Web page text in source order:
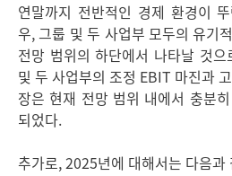
연말까지 전반적인 경제 환경이
우, 그룹 및 두 사업부 모두의 유기
전망 범위의 하단에서 나타날 것
및 두 사업부의 조정 EBIT 마진과
장은 현재 전망 범위 내에서 충분
되었다.
추가로, 2025년에 대해서는 다음과